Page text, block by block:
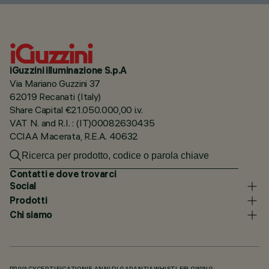
iGuzzini illuminazione S.p.A
Via Mariano Guzzini 37
62019 Recanati (Italy)
Share Capital €21.050.000,00 i.v.
VAT N. and R.I. : (IT)00082630435
CCIAA Macerata, R.E.A. 40632
Contatti e dove trovarci
Social
Prodotti
Chi siamo